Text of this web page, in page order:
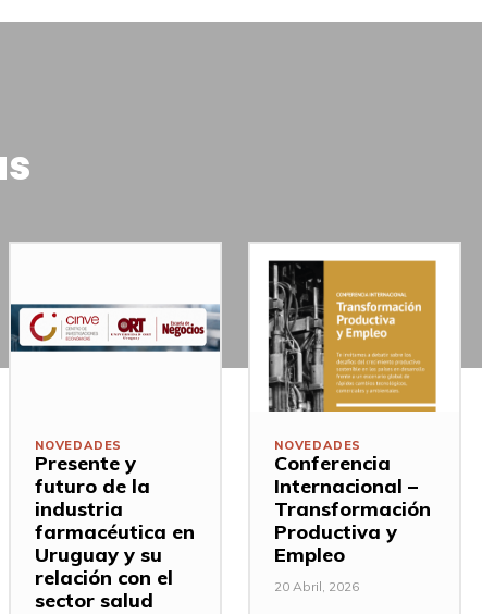
NOVEDADES
Presente y
futuro de la
industria
farmacéutica en
Uruguay y su
relación con el
sector salud
NOVEDADES
Conferencia
Internacional –
Transformación
Productiva y
Empleo
20 Abril, 2026